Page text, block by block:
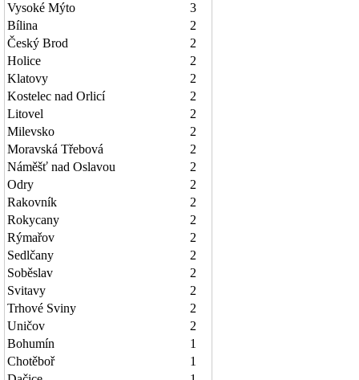
Vysoké Mýto
3
Bílina
2
Český Brod
2
Holice
2
Klatovy
2
Kostelec nad Orlicí
2
Litovel
2
Milevsko
2
Moravská Třebová
2
Náměšť nad Oslavou
2
Odry
2
Rakovník
2
Rokycany
2
Rýmařov
2
Sedlčany
2
Soběslav
2
Svitavy
2
Trhové Sviny
2
Uničov
2
Bohumín
1
Chotěboř
1